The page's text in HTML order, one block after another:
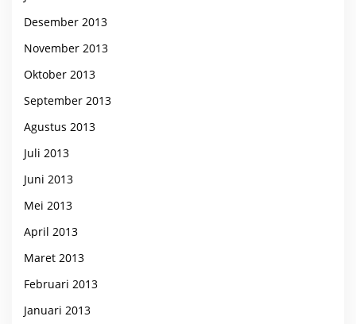
Desember 2013
November 2013
Oktober 2013
September 2013
Agustus 2013
Juli 2013
Juni 2013
Mei 2013
April 2013
Maret 2013
Februari 2013
Januari 2013